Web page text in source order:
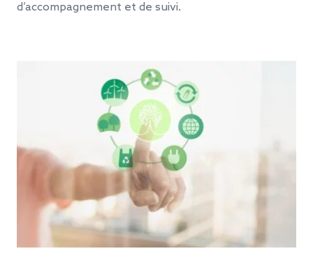
d’accompagnement et de suivi.